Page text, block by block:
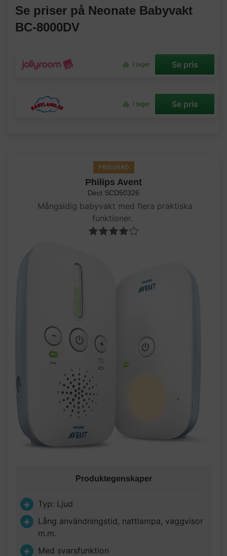
Se priser på Neonate Babyvakt
BC-8000DV
I lager Se pris
I lager Se pris
PRISVÄRD
Philips Avent
Dect SCD50326
Mångsidig babyvakt med flera praktiska
funktioner.
Produktegenskaper
Typ: Ljud
Lång användningstid, nattlampa, vaggvisor
m.m.
Med svarsfunktion